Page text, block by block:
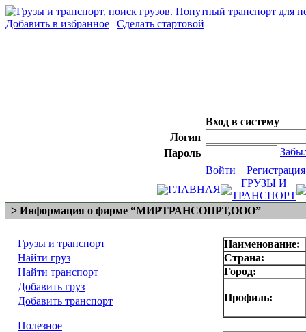
Добавить в избранное | Сделать стартовой
Вход в систему
Логин
Пароль
Войти
Регистрация
ГЛАВНАЯ
ГРУЗЫ И
ТРАНСПОРТ
> Информация о фирме “МИРТРАНСОПРТ,ООО”
Грузы и транспорт
Найти груз
Найти транспорт
Добавить груз
Добавить транспорт
Полезное
Наименование:
Страна:
Город:
Профиль: